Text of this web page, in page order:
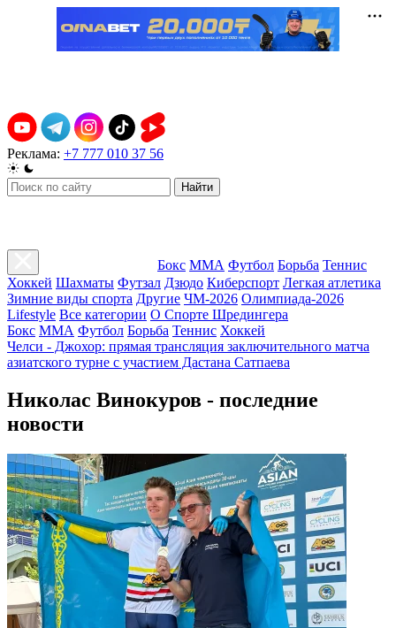
Реклама: +7 777 010 37 56
Найти
Бокс ММА Футбол Борьба Теннис
Хоккей Шахматы Футзал Дзюдо Киберспорт Легкая атлетика
Зимние виды спорта Другие ЧМ-2026 Олимпиада-2026
Lifestyle Все категории О Спорте Шредингера
Бокс ММА Футбол Борьба Теннис Хоккей
Челси - Джохор: прямая трансляция заключительного матча
азиатского турне с участием Дастана Сатпаева
Николас Винокуров - последние
новости